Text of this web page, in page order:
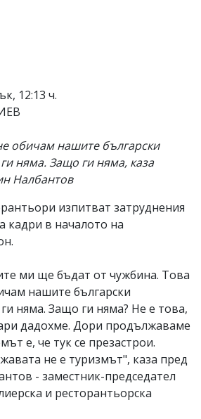
12:13 ч.
обичам нашите български
няма. Защо ги няма, каза
Налбантов
изпитват затруднения
кадри в началото на
ми ще бъдат от чужбина. Това
нашите български
няма. Защо ги няма? Не е това,
дадохме. Дори продължаваме
е, че тук се презастрои.
не е туризмът", каза пред
- заместник-председател
и ресторантьорска